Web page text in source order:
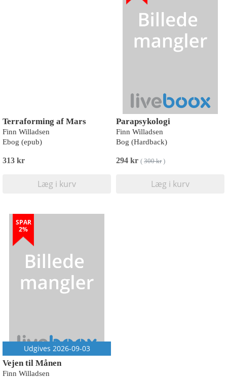
Terraforming af Mars
Finn Willadsen
Ebog (epub)
313 kr
Læg i kurv
Parapsykologi
Finn Willadsen
Bog (Hardback)
294 kr ( 300 kr)
Læg i kurv
SPAR
2%
Udgives 2026-09-03
Vejen til Månen
Finn Willadsen